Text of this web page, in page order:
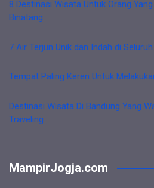
8 Destinasi Wisata Untuk Orang
Binatang
7 Air Terjun Unik dan Indah di Seluruh
Tempat Paling Keren Untuk
Destinasi Wisata Di Bandung Yang
Traveling
MampirJogja.com